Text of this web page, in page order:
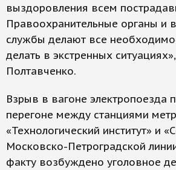
выздоровления всем
Правоохранительные органы и
службы делают все
делать в экстренных
Полтавченко.
Взрыв в вагоне электропоезда
перегоне между станциями
«Технологический институт» и
Московско-Петроградской
факту возбуждено уголовное